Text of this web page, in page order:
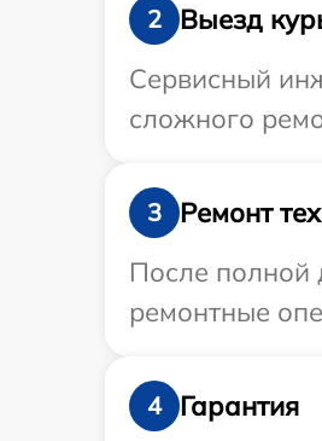
2
Выезд
Сервисный
сложного
3
Ремонт
После полной
ремонтные
4
Гарантия